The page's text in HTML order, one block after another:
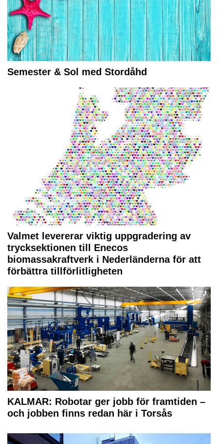
Semester & Sol med Stordåhd
Valmet levererar viktig uppgradering av
trycksektionen till Enecos
biomassakraftverk i Nederländerna för att
förbättra tillförlitligheten
KALMAR: Robotar ger jobb för framtiden –
och jobben finns redan här i Torsås